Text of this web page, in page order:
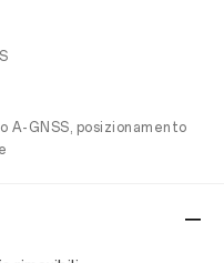
A-GNSS, posizionamento